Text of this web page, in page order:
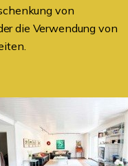
von
die Verwendung von